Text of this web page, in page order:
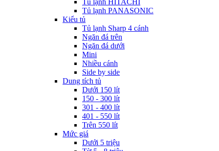
Tủ lạnh PANASONIC
Kiểu tủ
Tủ lạnh Sharp 4 cánh
Ngăn đá trên
Ngăn đá dưới
Mini
Nhiều cánh
Side by side
Dung tích tủ
Dưới 150 lít
150 - 300 lít
301 - 400 lít
401 - 550 lít
Trên 550 lít
Mức giá
Dưới 5 triệu